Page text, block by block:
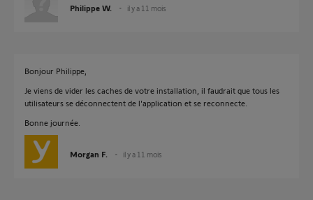
Philippe W. il y a 11 mois
Bonjour Philippe,
Je viens de vider les caches de votre installation, il faudrait que tous les
utilisateurs se déconnectent de l'application et se reconnecte.
Bonne journée.
Morgan F. il y a 11 mois